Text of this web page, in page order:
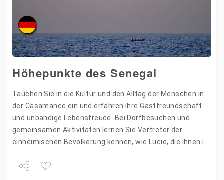
Höhepunkte des Senegal
Tauchen Sie in die Kultur und den Alltag der Menschen in
der Casamance ein und erfahren ihre Gastfreundschaft
und unbändige Lebensfreude. Bei Dorfbesuchen und
gemeinsamen Aktivitäten lernen Sie Vertreter der
einheimischen Bevölkerung kennen, wie Lucie, die Ihnen im